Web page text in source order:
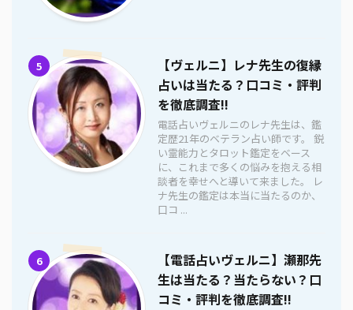
5
【ヴェルニ】レナ先生の復縁
占いは当たる？口コミ・評判
を徹底調査!!
電話占いヴェルニのレナ先生は、鑑
定歴21年のベテラン占い師です。 鋭
い霊能力とタロット鑑定をベース
に、これまで多くの悩みを抱える相
談者を幸せへと導いて来ました。 レ
ナ先生の鑑定は本当に当たるのか、
口コ ...
6
【電話占いヴェルニ】瀬那先
生は当たる？当たらない？口
コミ・評判を徹底調査!!